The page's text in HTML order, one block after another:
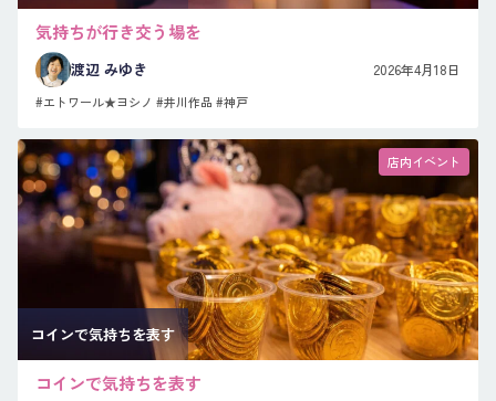
気持ちが行き交う場を
渡辺 みゆき 2026年4月18日
#エトワール★ヨシノ #井川作品 #神戸
店内イベント
コインで気持ちを表す
コインで気持ちを表す